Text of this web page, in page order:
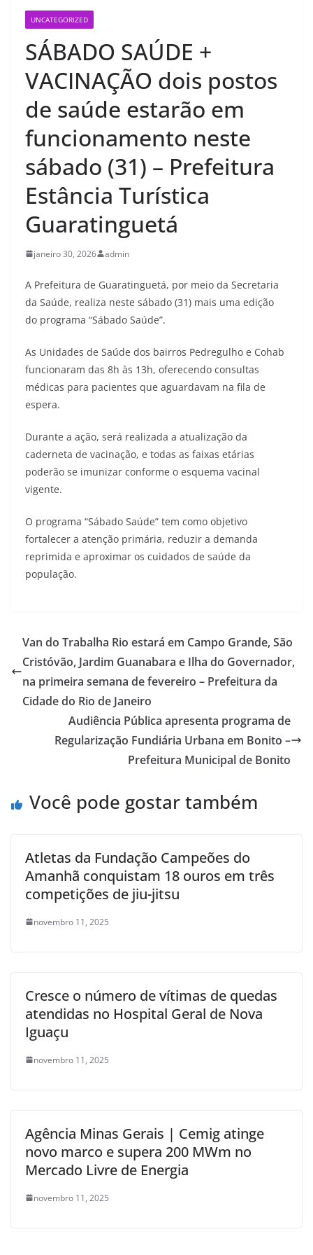
UNCATEGORIZED
SÁBADO SAÚDE +
VACINAÇÃO dois postos
de saúde estarão em
funcionamento neste
sábado (31) – Prefeitura
Estância Turística
Guaratinguetá
janeiro 30, 2026 admin
A Prefeitura de Guaratinguetá, por meio da Secretaria
da Saúde, realiza neste sábado (31) mais uma edição
do programa “Sábado Saúde”.
As Unidades de Saúde dos bairros Pedregulho e Cohab
funcionaram das 8h às 13h, oferecendo consultas
médicas para pacientes que aguardavam na fila de
espera.
Durante a ação, será realizada a atualização da
caderneta de vacinação, e todas as faixas etárias
poderão se imunizar conforme o esquema vacinal
vigente.
O programa “Sábado Saúde” tem como objetivo
fortalecer a atenção primária, reduzir a demanda
reprimida e aproximar os cuidados de saúde da
população.
Van do Trabalha Rio estará em Campo Grande, São
Cristóvão, Jardim Guanabara e Ilha do Governador,
na primeira semana de fevereiro – Prefeitura da
Cidade do Rio de Janeiro
Audiência Pública apresenta programa de
Regularização Fundiária Urbana em Bonito –
Prefeitura Municipal de Bonito
Você pode gostar também
Atletas da Fundação Campeões do
Amanhã conquistam 18 ouros em três
competições de jiu-jitsu
novembro 11, 2025
Cresce o número de vítimas de quedas
atendidas no Hospital Geral de Nova
Iguaçu
novembro 11, 2025
Agência Minas Gerais | Cemig atinge
novo marco e supera 200 MWm no
Mercado Livre de Energia
novembro 11, 2025